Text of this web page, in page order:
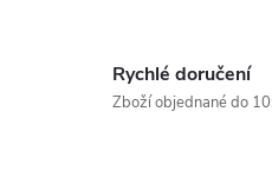
Rychlé doručení
Zboží objednané do